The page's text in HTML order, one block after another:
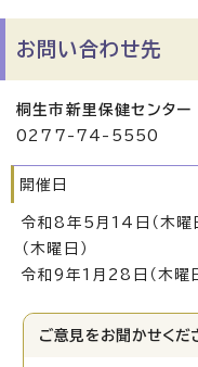
お問い合わせ先
桐生市新里保健センター
0277-74-5550
開催日
令和8年5月14日（木曜
（木曜日）
令和9年1月28日（木曜
ご意見をお聞かせくだ